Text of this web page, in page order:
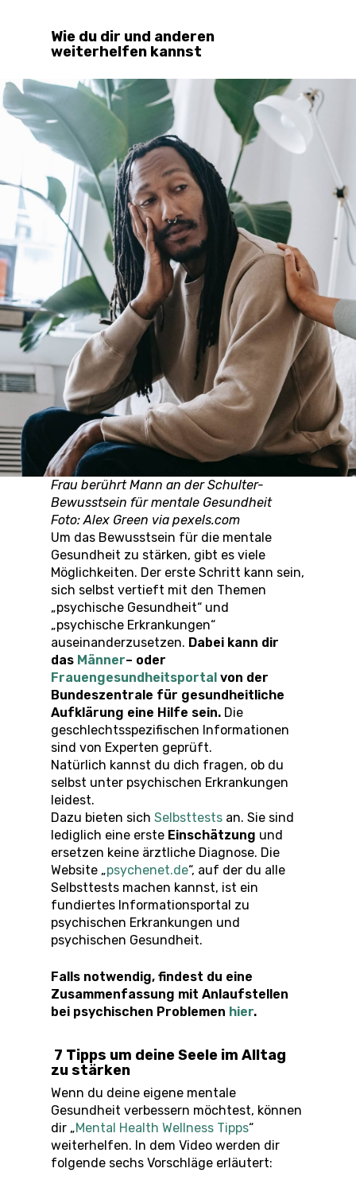
Wie du dir und anderen
weiterhelfen kannst
Frau berührt Mann an der Schulter-
Bewusstsein für mentale Gesundheit
Foto: Alex Green via pexels.com
Um das Bewusstsein für die mentale
Gesundheit zu stärken, gibt es viele
Möglichkeiten. Der erste Schritt kann sein,
sich selbst vertieft mit den Themen
„psychische Gesundheit“ und
„psychische Erkrankungen“
auseinanderzusetzen. Dabei kann dir
das Männer– oder
Frauengesundheitsportal von der
Bundeszentrale für gesundheitliche
Aufklärung eine Hilfe sein. Die
geschlechtsspezifischen Informationen
sind von Experten geprüft.
Natürlich kannst du dich fragen, ob du
selbst unter psychischen Erkrankungen
leidest.
Dazu bieten sichSelbsttests an. Sie sind
lediglich eine erste Einschätzung und
ersetzen keine ärztliche Diagnose. Die
Website „psychenet.de“, auf der du alle
Selbsttests machen kannst, ist ein
fundiertes Informationsportal zu
psychischen Erkrankungen und
psychischen Gesundheit.
Falls notwendig, findest du eine
Zusammenfassung mit Anlaufstellen
bei psychischen Problemen hier.
7 Tipps um deine Seele im Alltag
zu stärken
Wenn du deine eigene mentale
Gesundheit verbessern möchtest, können
dir „Mental Health Wellness Tipps“
weiterhelfen. In dem Video werden dir
folgende sechs Vorschläge erläutert: